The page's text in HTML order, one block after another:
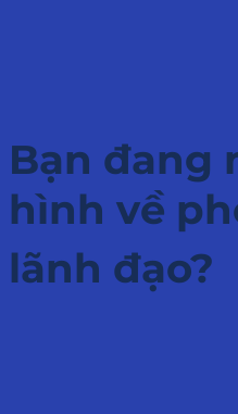
Bạn đang
hình về
lãnh đạo?